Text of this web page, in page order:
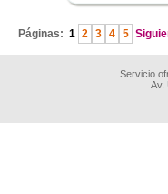
Páginas: 1 2 3 4 5
Servicio
Av.